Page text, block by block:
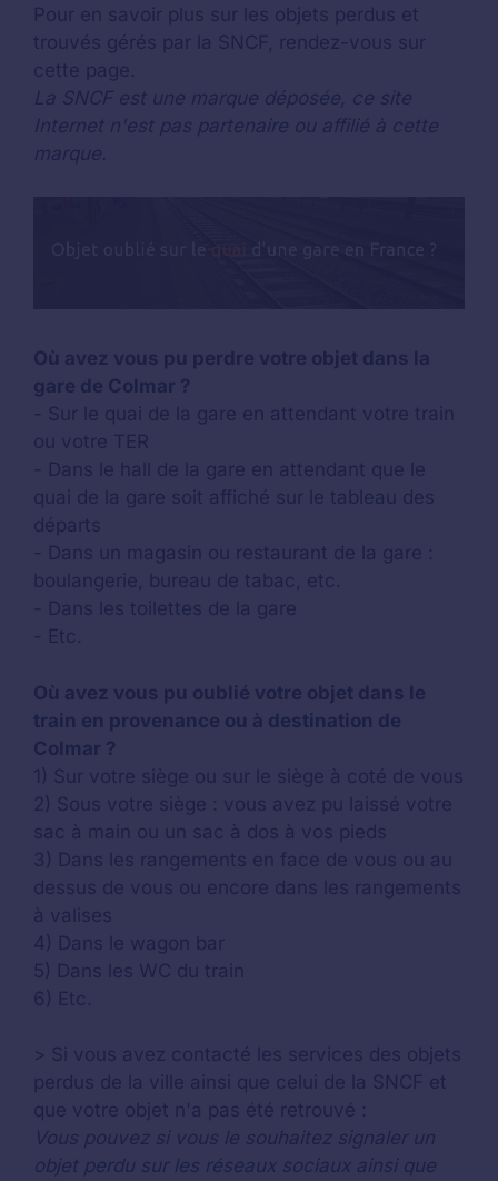
Pour en savoir plus sur les objets perdus et
trouvés gérés par la SNCF, rendez-vous sur
cette page.
La SNCF est une marque déposée, ce site
Internet n'est pas partenaire ou affilié à cette
marque.
Où avez vous pu perdre votre objet dans la
gare de Colmar ?
- Sur le quai de la gare en attendant votre train
ou votre TER
- Dans le hall de la gare en attendant que le
quai de la gare soit affiché sur le tableau des
départs
- Dans un magasin ou restaurant de la gare :
boulangerie, bureau de tabac, etc.
- Dans les toilettes de la gare
- Etc.
Où avez vous pu oublié votre objet dans le
train en provenance ou à destination de
Colmar ?
1) Sur votre siège ou sur le siège à coté de vous
2) Sous votre siège : vous avez pu laissé votre
sac à main ou un sac à dos à vos pieds
3) Dans les rangements en face de vous ou au
dessus de vous ou encore dans les rangements
à valises
4) Dans le wagon bar
5) Dans les WC du train
6) Etc.
> Si vous avez contacté les services des objets
perdus de la ville ainsi que celui de la SNCF et
que votre objet n'a pas été retrouvé :
Vous pouvez si vous le souhaitez signaler un
objet perdu sur les réseaux sociaux ainsi que